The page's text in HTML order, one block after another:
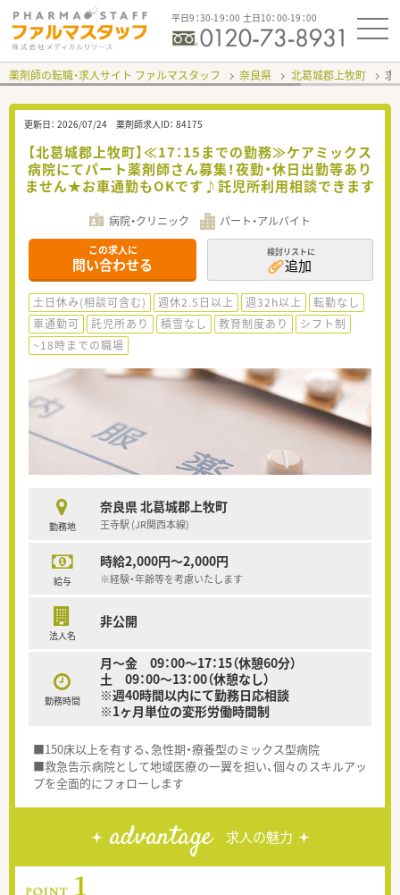
平日9：30-19：00 土日10：00-19：00
薬剤師の転職・求人サイト ファルマスタッフ 奈良県 北葛城郡上牧町 求
更新日： 2026/07/24 薬剤師求人ID： 84175
【北葛城郡上牧町】≪17：15までの勤務≫ケアミックス
病院にてパート薬剤師さん募集！夜勤・休日出勤等あり
ません★お車通勤もOKです♪託児所利用相談できます
病院・クリニック パート・アルバイト
この求人に
問い合わせる
検討リストに
追加
土日休み(相談可含む) 週休2.5日以上 週32h以上
転勤なし
車通勤可
託児所あり 積雪なし 教育制度あり
シフト制
~18時までの職場
勤務地
奈良県 北葛城郡上牧町
王寺駅 (JR関西本線)
給与
時給2,000円～2,000円
※経験・年齢等を考慮いたします
法人名
非公開
勤務時間
月～金 09：00～17：15（休憩60分）
土 09：00～13：00（休憩なし）
※週40時間以内にて勤務日応相談
※1ヶ月単位の変形労働時間制
■150床以上を有する、急性期・療養型のミックス型病院
■救急告示病院として地域医療の一翼を担い、個々のスキルアッ
プを全面的にフォローします
advantage 求人の魅力